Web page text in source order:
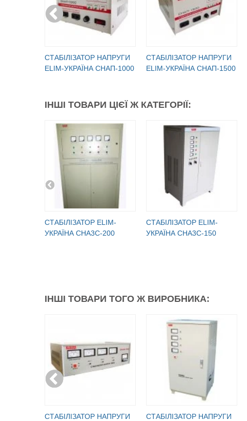
CТАБІЛІЗАТОР НАПРУГИ
ELIM-УКРАЇНА СНАП-1000
CТАБІЛІЗАТОР НАПРУГИ
ELIM-УКРАЇНА СНАП-1500
ІНШІ ТОВАРИ ЦІЄЇ Ж КАТЕГОРІЇ:
СТАБІЛІЗАТОР ELIM-
УКРАЇНА СНА3С-200
СТАБІЛІЗАТОР ELIM-
УКРАЇНА СНА3С-150
ІНШІ ТОВАРИ ТОГО Ж ВИРОБНИКА:
CТАБІЛІЗАТОР НАПРУГИ
CТАБІЛІЗАТОР НАПРУГИ